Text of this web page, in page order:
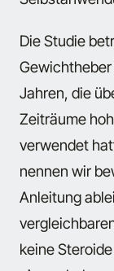
Die Studie
Jahren, die
Zeiträume
verwendet
nennen wir
Anleitung
keine